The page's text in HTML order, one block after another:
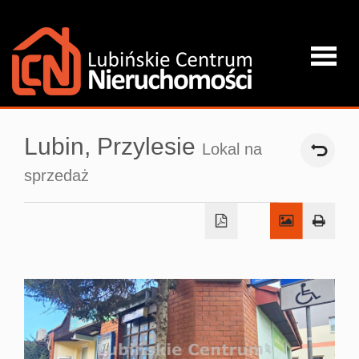
Strona
O firmie
Oferta
Kredyty
Lubin, Przylesie Lokal na
sprzedaż